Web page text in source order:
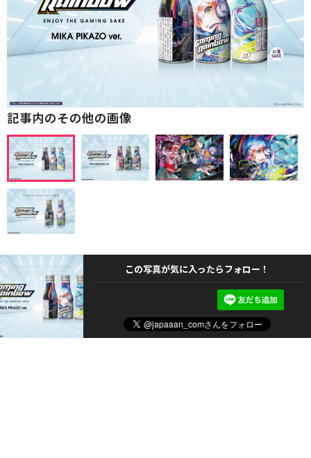
記事内のその他の画像
この写真が気に入ったらフォロー！